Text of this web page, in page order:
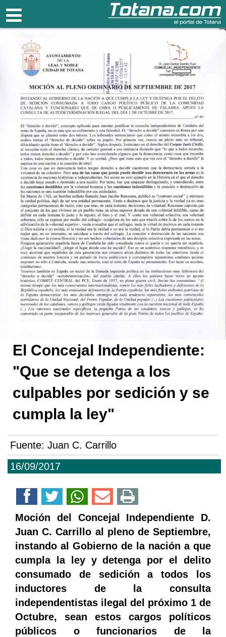
Totana.com
16/09/2017
El Concejal Independiente:
"Que se detenga a los
culpables por sedición y se
cumpla la ley"
Fuente: Juan C. Carrillo
Moción del Concejal Independiente D.
Juan C. Carrillo al pleno de Septiembre,
instando al Gobierno de la nación a que
cumpla la ley y detenga por el delito
consumado de sedición a todos los
inductores de la consulta
independentistas ilegal del próximo 1 de
Octubre, sean estos cargos políticos
públicos o funcionarios de la